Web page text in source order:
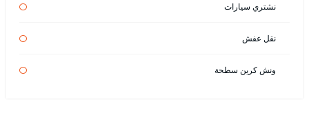
نشتري سيارات
نقل عفش
ونش كرين سطحة